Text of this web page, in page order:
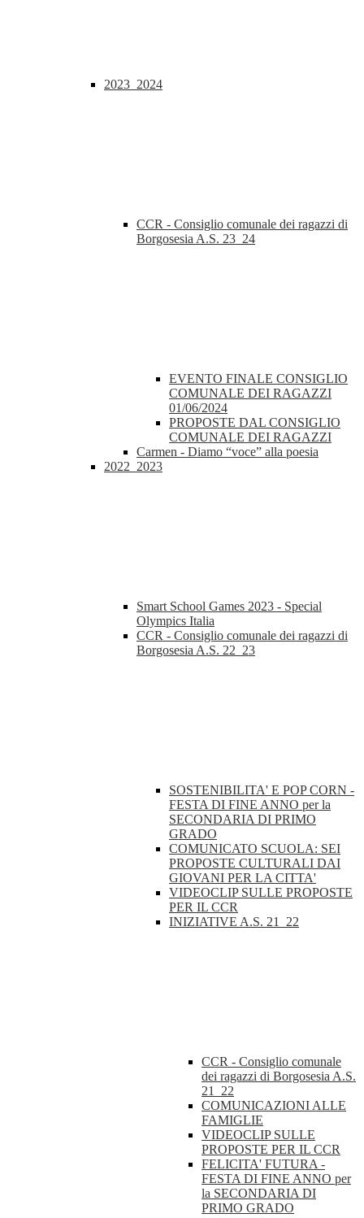
2023_2024
CCR - Consiglio comunale dei ragazzi di
Borgosesia A.S. 23_24
EVENTO FINALE CONSIGLIO
COMUNALE DEI RAGAZZI
01/06/2024
PROPOSTE DAL CONSIGLIO
COMUNALE DEI RAGAZZI
Carmen - Diamo “voce” alla poesia
2022_2023
Smart School Games 2023 - Special
Olympics Italia
CCR - Consiglio comunale dei ragazzi di
Borgosesia A.S. 22_23
SOSTENIBILITA' E POP CORN -
FESTA DI FINE ANNO per la
SECONDARIA DI PRIMO
GRADO
COMUNICATO SCUOLA: SEI
PROPOSTE CULTURALI DAI
GIOVANI PER LA CITTA'
VIDEOCLIP SULLE PROPOSTE
PER IL CCR
INIZIATIVE A.S. 21_22
CCR - Consiglio comunale
dei ragazzi di Borgosesia A.S.
21_22
COMUNICAZIONI ALLE
FAMIGLIE
VIDEOCLIP SULLE
PROPOSTE PER IL CCR
FELICITA' FUTURA -
FESTA DI FINE ANNO per
la SECONDARIA DI
PRIMO GRADO